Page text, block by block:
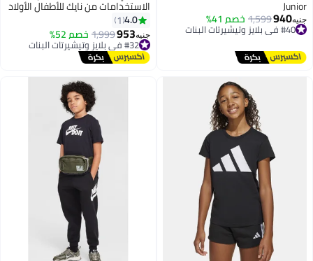
Junior
جنيه940
1,599خصم 41% #40 في بلايز وتيشيرتات البنات
توصيل مجاني
#40 في بلايز وتيشيرتات البنات
الاستخدامات من نايك للأطفال الأولاد
بتقنية دراي فيت Hbr
4.0
1
جنيه953
1,999خصم 52% #32 في بلايز وتيشيرتات البنات
توصيل مجاني
#32 في بلايز وتيشيرتات البنات